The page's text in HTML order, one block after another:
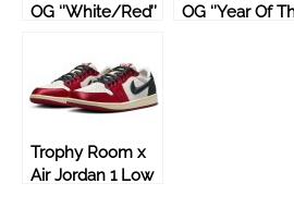
OG ‘’White/Red’’
OG ‘’Year Of
Trophy Room x
Air Jordan 1 Low